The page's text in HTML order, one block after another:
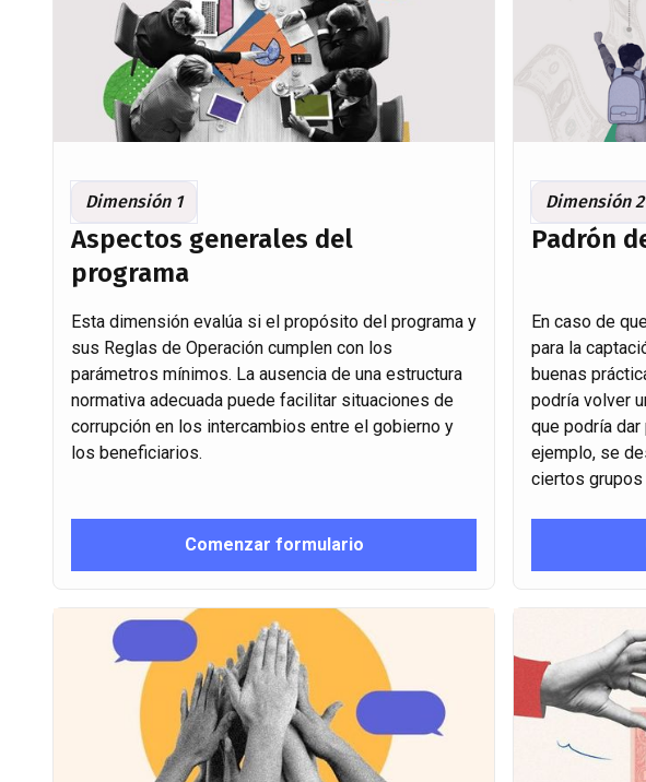
Dimensión 1
Aspectos generales del
programa
Esta dimensión evalúa si el propósito del programa y
sus Reglas de Operación cumplen con los
parámetros mínimos. La ausencia de una estructura
normativa adecuada puede facilitar situaciones de
corrupción en los intercambios entre el gobierno y
los beneficiarios.
Comenzar formulario
Dimensión 2
Padrón
En caso de
para la
buenas
podría volver
que podría
ejemplo, se
ciertos grupos